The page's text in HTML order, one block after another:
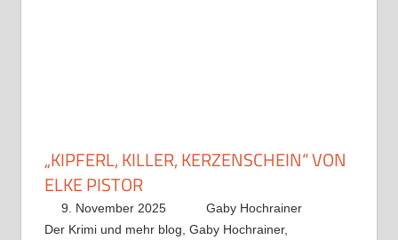
„KIPFERL, KILLER, KERZENSCHEIN“ VON
ELKE PISTOR
9. November 2025
Gaby Hochrainer
Der Krimi und mehr blog Gaby Hochrainer,